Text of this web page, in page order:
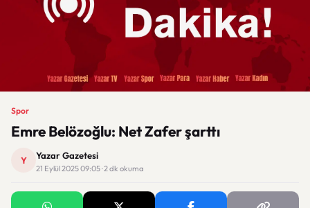
Spor
Emre Belözoğlu: Net Zafer şarttı
Y Yazar Gazetesi
21 Eylül 2025 09:05 · 2 dk okuma